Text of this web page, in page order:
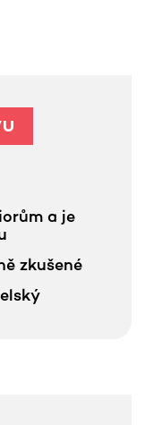
a je
zkušené